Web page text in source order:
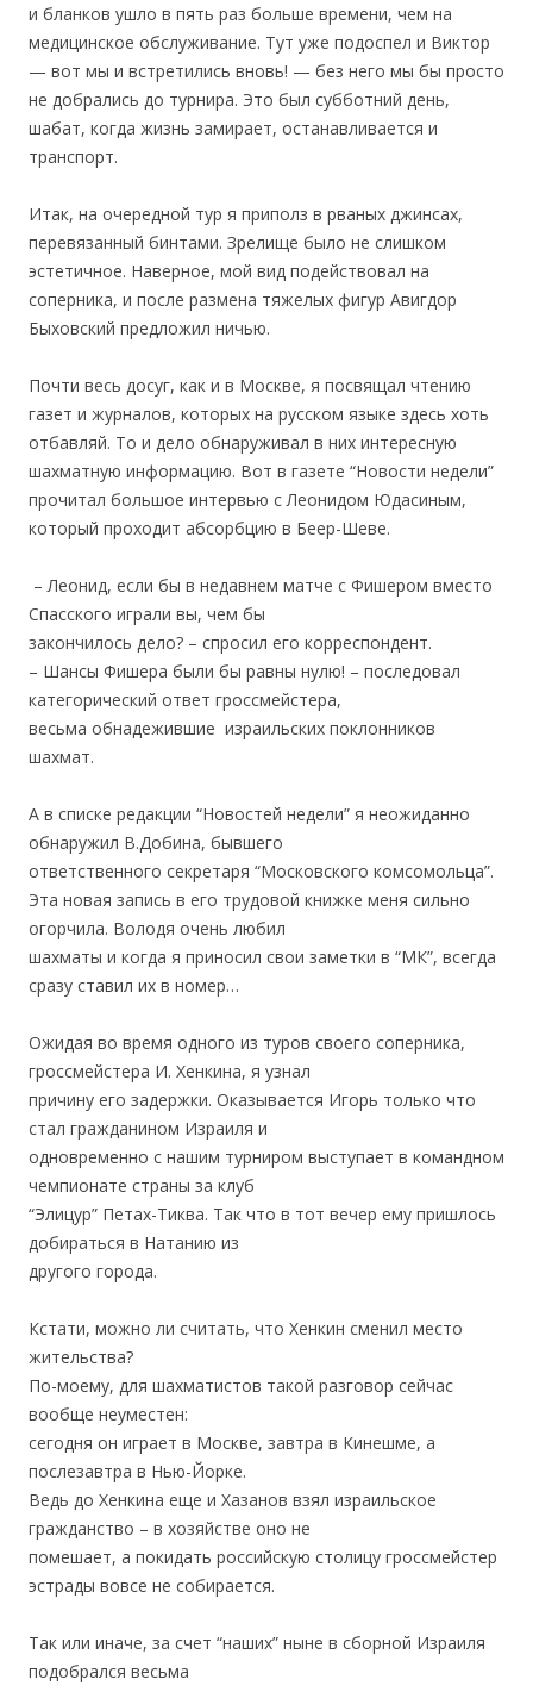
и бланков ушло в пять раз больше времени, чем на
медицинское обслуживание. Тут уже подоспел и Виктор
— вот мы и встретились вновь! — без него мы бы просто
не добрались до турнира. Это был субботний день,
шабат, когда жизнь замирает, останавливается и
транспорт.
Итак, на очередной тур я приполз в рваных джинсах,
перевязанный бинтами. Зрелище было не слишком
эстетичное. Наверное, мой вид подействовал на
соперника, и после размена тяжелых фигур Авигдор
Быховский предложил ничью.
Почти весь досуг, как и в Москве, я посвящал чтению
газет и журналов, которых на русском языке здесь хоть
отбавляй. То и дело обнаруживал в них интересную
шахматную информацию. Вот в газете “Новости недели”
прочитал большое интервью с Леонидом Юдасиным,
который проходит абсорбцию в Беер-Шеве.
– Леонид, если бы в недавнем матче с Фишером вместо
Спасского играли вы, чем бы
закончилось дело? – спросил его корреспондент.
– Шансы Фишера были бы равны нулю! – последовал
категорический ответ гроссмейстера,
весьма обнадежившие израильских поклонников
шахмат.
А в списке редакции “Новостей недели” я неожиданно
обнаружил В.Добина, бывшего
ответственного секретаря “Московского комсомольца”.
Эта новая запись в его трудовой книжке меня сильно
огорчила. Володя очень любил
шахматы и когда я приносил свои заметки в “МК”, всегда
сразу ставил их в номер…
Ожидая во время одного из туров своего соперника,
гроссмейстера И. Хенкина, я узнал
причину его задержки. Оказывается Игорь только что
стал гражданином Израиля и
одновременно с нашим турниром выступает в командном
чемпионате страны за клуб
“Элицур” Петах-Тиква. Так что в тот вечер ему пришлось
добираться в Натанию из
другого города.
Кстати, можно ли считать, что Хенкин сменил место
жительства?
По-моему, для шахматистов такой разговор сейчас
вообще неуместен:
сегодня он играет в Москве, завтра в Кинешме, а
послезавтра в Нью-Йорке.
Ведь до Хенкина еще и Хазанов взял израильское
гражданство – в хозяйстве оно не
помешает, а покидать российскую столицу гроссмейстер
эстрады вовсе не собирается.
Так или иначе, за счет “наших” ныне в сборной Израиля
подобрался весьма